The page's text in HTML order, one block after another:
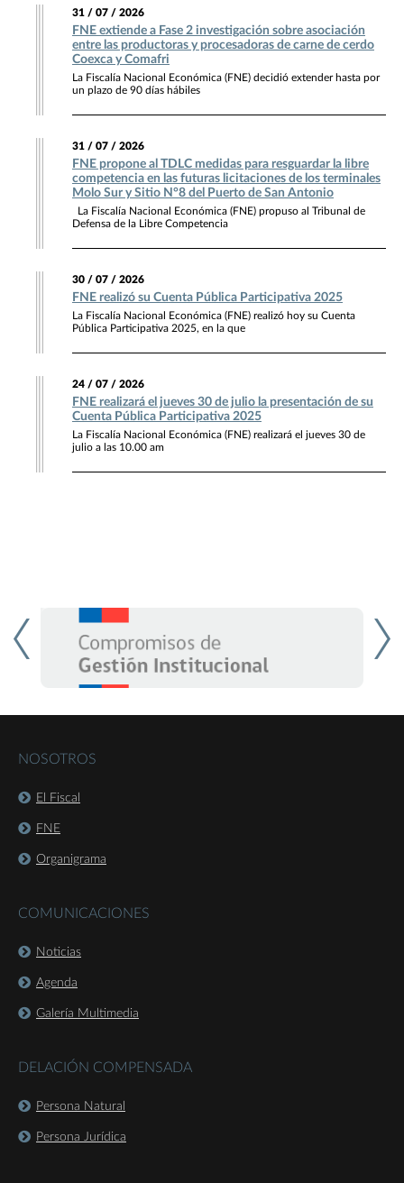
31 / 07 / 2026
FNE extiende a Fase 2 investigación sobre asociación
entre las productoras y procesadoras de carne de cerdo
Coexca y Comafri
La Fiscalía Nacional Económica (FNE) decidió extender hasta por
un plazo de 90 días hábiles
31 / 07 / 2026
FNE propone al TDLC medidas para resguardar la libre
competencia en las futuras licitaciones de los terminales
Molo Sur y Sitio N°8 del Puerto de San Antonio
La Fiscalía Nacional Económica (FNE) propuso al Tribunal de
Defensa de la Libre Competencia
30 / 07 / 2026
FNE realizó su Cuenta Pública Participativa 2025
La Fiscalía Nacional Económica (FNE) realizó hoy su Cuenta
Pública Participativa 2025, en la que
24 / 07 / 2026
FNE realizará el jueves 30 de julio la presentación de su
Cuenta Pública Participativa 2025
La Fiscalía Nacional Económica (FNE) realizará el jueves 30 de
julio a las 10.00 am
NOSOTROS
El Fiscal
FNE
Organigrama
COMUNICACIONES
Noticias
Agenda
Galería Multimedia
DELACIÓN COMPENSADA
Persona Natural
Persona Jurídica